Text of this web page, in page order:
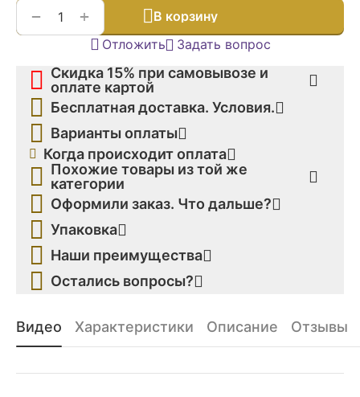
+
−
В корзину
Отложить
Задать вопрос
Скидка 15% при самовывозе и
оплате картой
Бесплатная доставка. Условия.
Варианты оплаты
Когда происходит оплата
Похожие товары из той же
категории
Оформили заказ. Что дальше?
Упаковка
Наши преимущества
Остались вопросы?
Видео Характеристики Описание Отзывы